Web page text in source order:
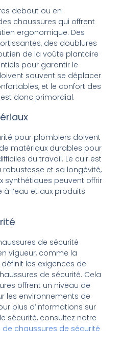
debout ou en
chaussures qui offrent
ergonomique. Des
des doublures
de la voûte plantaire
pour garantir le
souvent se déplacer
et le confort des
donc primordial.
pour plombiers doivent
matériaux durables pour
du travail. Le cuir est
et sa longévité,
synthétiques peuvent offrir
l’eau et aux produits
de sécurité
vigueur, comme la
définit les exigences de
de sécurité. Cela
offrent un niveau de
les environnements de
plus d’informations sur
sécurité, consultez notre
chaussures de sécurité